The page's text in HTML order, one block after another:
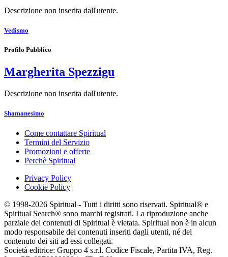
Descrizione non inserita dall'utente.
Vedismo
Profilo Pubblico
Margherita Spezzigu
Descrizione non inserita dall'utente.
Shamanesimo
Come contattare Spiritual
Termini del Servizio
Promozioni e offerte
Perchè Spiritual
Privacy Policy
Cookie Policy
© 1998-2026 Spiritual - Tutti i diritti sono riservati. Spiritual® e
Spiritual Search® sono marchi registrati. La riproduzione anche
parziale dei contenuti di Spiritual è vietata. Spiritual non è in alcun
modo responsabile dei contenuti inseriti dagli utenti, né del
contenuto dei siti ad essi collegati.
Società editrice: Gruppo 4 s.r.l. Codice Fiscale, Partita IVA, Reg.